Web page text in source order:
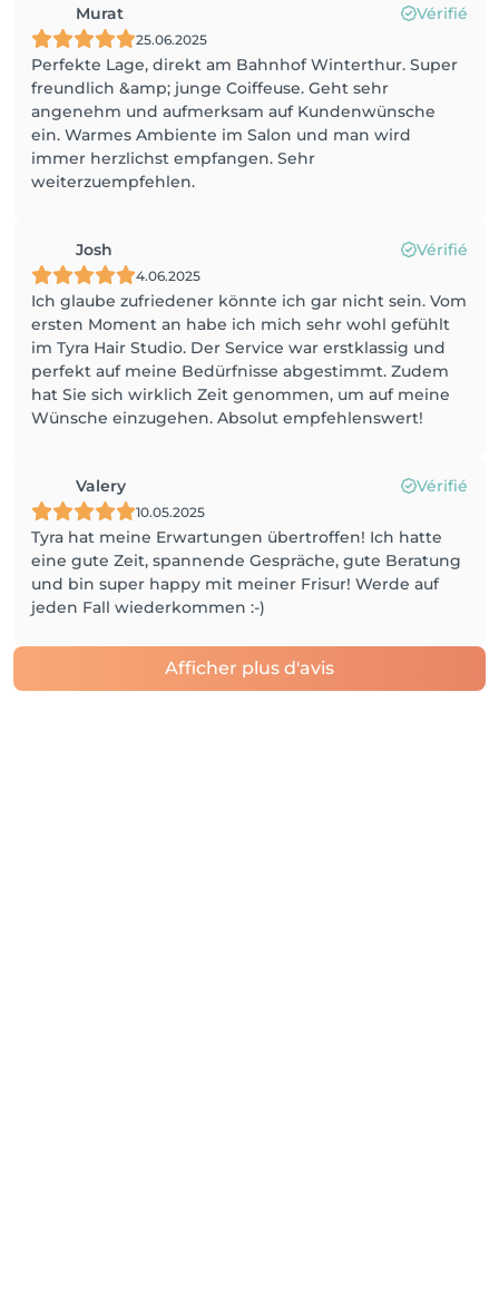
Murat Vérifié
25.06.2025
Perfekte Lage, direkt am Bahnhof Winterthur. Super
freundlich &amp; junge Coiffeuse. Geht sehr
angenehm und aufmerksam auf Kundenwünsche
ein. Warmes Ambiente im Salon und man wird
immer herzlichst empfangen. Sehr
weiterzuempfehlen.
Josh Vérifié
4.06.2025
Ich glaube zufriedener könnte ich gar nicht sein. Vom
ersten Moment an habe ich mich sehr wohl gefühlt
im Tyra Hair Studio. Der Service war erstklassig und
perfekt auf meine Bedürfnisse abgestimmt. Zudem
hat Sie sich wirklich Zeit genommen, um auf meine
Wünsche einzugehen. Absolut empfehlenswert!
Valery Vérifié
10.05.2025
Tyra hat meine Erwartungen übertroffen! Ich hatte
eine gute Zeit, spannende Gespräche, gute Beratung
und bin super happy mit meiner Frisur! Werde auf
jeden Fall wiederkommen :-)
Afficher plus d'avis